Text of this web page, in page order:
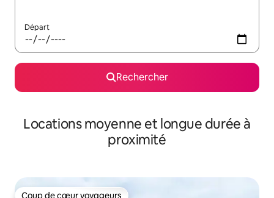
Départ
Rechercher
Locations moyenne et longue durée à
proximité
Coup de cœur voyageurs